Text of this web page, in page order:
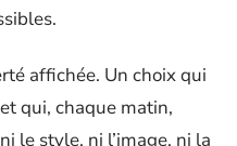
affichée. Un choix qui
qui, chaque matin,
le style, ni l’image, ni la